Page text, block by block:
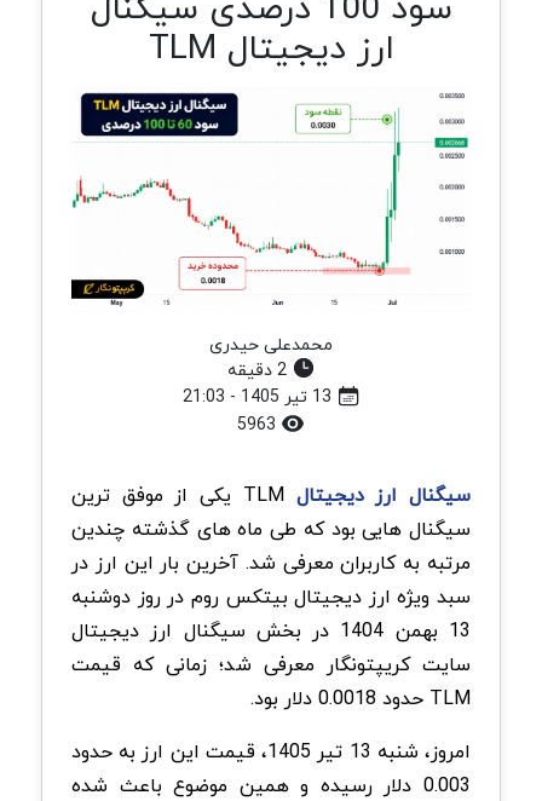
ارز دیجیتال TLM
محمدعلی حیدری
2 دقیقه
سیگنال ارز دیجیتال
TLM یکی از موفق ترین
سیگنال هایی بود که طی ماه های گذشته چندین
مرتبه به کاربران معرفی شد. آخرین بار این ارز در
سبد ویژه ارز دیجیتال بیتکس روم در روز دوشنبه
13 بهمن 1404 در بخش سیگنال ارز دیجیتال
سایت کریپتونگار معرفی شد؛ زمانی که قیمت
TLM حدود 0.0018 دلار بود.
امروز، شنبه 13 تیر 1405، قیمت این ارز به حدود
0.003 دلار رسیده و همین موضوع باعث شده